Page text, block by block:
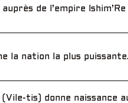
de l’empire Ishim’Re
la nation la plus
tis) donne naissance